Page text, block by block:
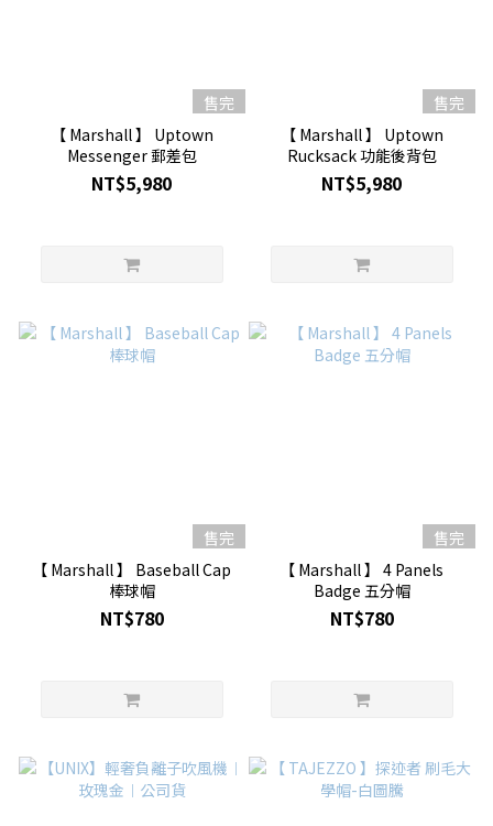
售完
【 Marshall 】 Uptown
Messenger 郵差包
NT$5,980
售完
【 Marshall 】 Uptown
Rucksack 功能後背包
NT$5,980
售完
【 Marshall 】 Baseball Cap
棒球帽
NT$780
售完
【 Marshall 】 4 Panels
Badge 五分帽
NT$780